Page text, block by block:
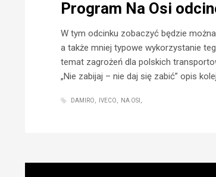
Program Na Osi
W tym odcinku zobaczyć będzie
a także mniej typowe wykorzystanie
temat zagrożeń dla polskich
„Nie zabijaj – nie daj się zabić” opis
DAMIRO IVECO NA OSI